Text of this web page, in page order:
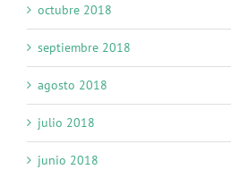
octubre 2018
septiembre 2018
agosto 2018
julio 2018
junio 2018